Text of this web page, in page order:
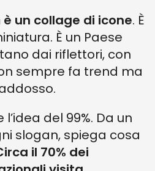
è un collage di icone. È
È un Paese
dai riflettori, con
sempre fa trend ma
del 99%. Da un
slogan, spiega cosa
il 70% dei